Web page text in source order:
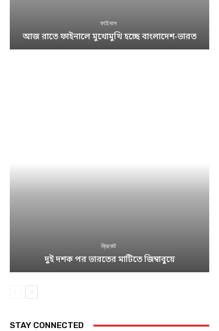
ফাইনাল
আজ রাতে ফাইনালে মুখোমুখি হচ্ছে বাংলাদেশ-ভারত
ক্রিকেট
দুই দশক পর ভারতের মাটিতে জিম্বাবুয়ে
STAY CONNECTED